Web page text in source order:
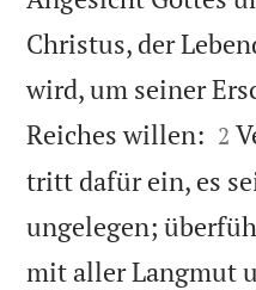
Christus, der
wird, um seiner
Reiches willen: 

2
tritt dafür ein, es
ungelegen;
mit aller Langmut